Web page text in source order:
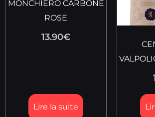
MONCHIERO CARBONE
ROSE
13.90€
Lire la suite